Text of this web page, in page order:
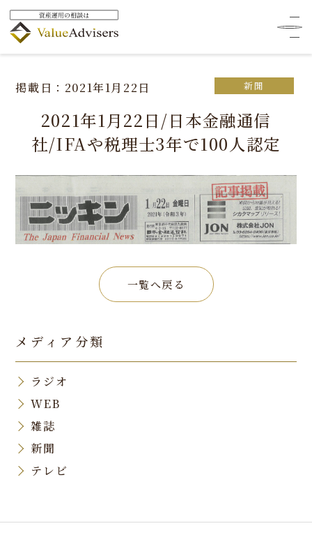
HOME メディア掲載
2021年1月22日/日本金融通信社/IFAや税理士3年で100人認定
掲載日：2021年1月22日 新聞
2021年1月22日/日本金融通信
社/IFAや税理士3年で100人認定
一覧へ戻る
メディア分類
ラジオ
WEB
雑誌
新聞
テレビ